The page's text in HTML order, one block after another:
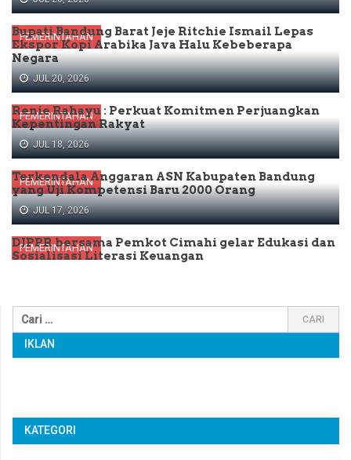
PEMERINTAHAN
Bupati Bandung Barat Jeje Ritchie Ismail Lepas
Ekspor Kopi Arabika Java Halu Kebeberapa
Negara
PEMERINTAHAN
JUL 20, 2026
Renie Rahayu : Perkuat Komitmen Perjuangkan
Kepentingan Rakyat
PEMERINTAHAN
JUL 18, 2026
Terkendala Anggaran ASN Kabupaten Bandung
yang Uji Kompetensi Baru 2000 Orang
PEMERINTAHAN
JUL 17, 2026
DJPPR bersama Pemkot Cimahi gelar Edukasi dan
Sosialisasi Literasi Keuangan
IKLAN
KATEGORI